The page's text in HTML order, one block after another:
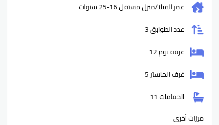
عمر الفيلا/منزل مستقل16-25
سنوات
عدد الطوابق 3
غرفة نوم 12
غرف الماستر 5
الحمامات 11
ميزات أخرى